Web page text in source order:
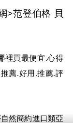
>范登伯格 貝
裡買最便宜.心得
薦.好用.推薦.評
然簡約進口類亞